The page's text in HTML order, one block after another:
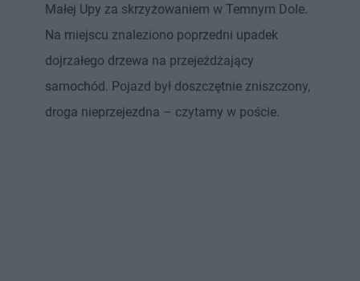
Małej Upy za skrzyżowaniem w Temnym Dole.
Na miejscu znaleziono poprzedni upadek
dojrzałego drzewa na przejeżdżający
samochód. Pojazd był doszczętnie zniszczony,
droga nieprzejezdna – czytamy w poście.